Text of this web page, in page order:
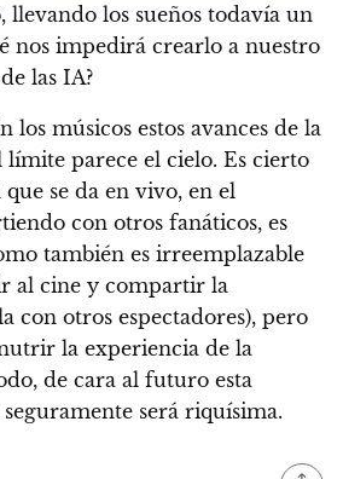
llevando los sueños todavía un
nos impedirá crearlo a nuestro
las IA?
los músicos estos avances de la
límite parece el cielo. Es cierto
se da en vivo, en el
con otros fanáticos, es
también es irreemplazable
al cine y compartir la
con otros espectadores), pero
la experiencia de la
de cara al futuro esta
será riquísima.